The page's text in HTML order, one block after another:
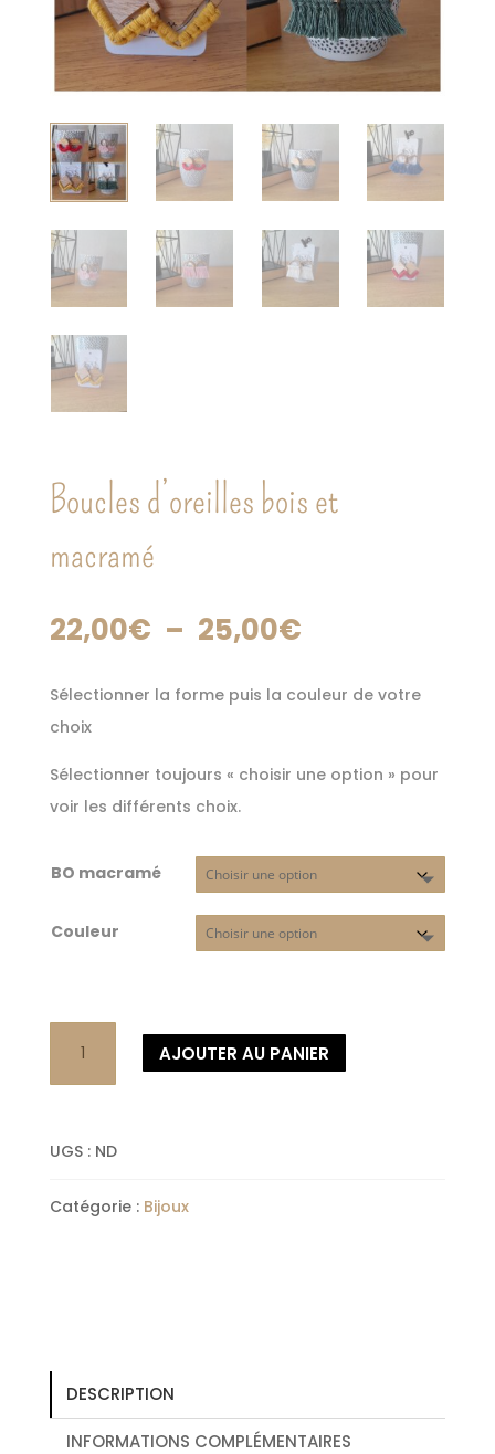
Boucles d’oreilles bois et
macramé
22,00€ – 25,00€Plage
prix :
25,00€
Sélectionner la forme puis la couleur de votre
choix
Sélectionner toujours « choisir une option » pour
voir les différents choix.
BO macramé
Couleur
bois
et
AJOUTER AU PANIER
UGS : ND
Catégorie : Bijoux
DESCRIPTION
INFORMATIONS COMPLÉMENTAIRES